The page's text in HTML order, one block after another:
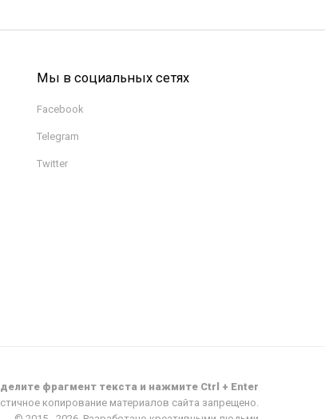
Мы в социальных сетях
Facebook
Telegram
Twitter
фрагмент текста и нажмите Ctrl + Enter
копирование материалов сайта запрещено.